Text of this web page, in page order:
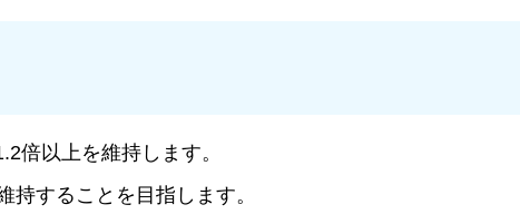
倍以上を維持します。
することを目指します。